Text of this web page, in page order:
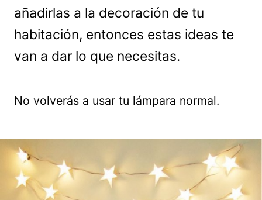
añadirlas a la decoración de tu
habitación, entonces estas ideas te
van a dar lo que necesitas.
No volverás a usar tu lámpara normal.